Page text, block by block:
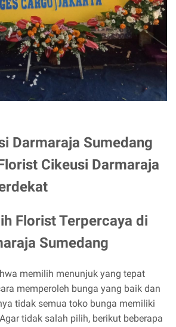
Darmaraja Sumedang
Cikeusi Darmaraja
Florist Terpercaya di
Sumedang
memilih menunjuk yang tepat
memperoleh bunga yang baik dan
tidak semua toko bunga memiliki
tidak salah pilih, berikut beberapa